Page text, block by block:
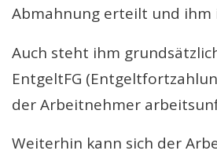
Abmahnung erteilt und
Auch steht ihm
EntgeltFG
der Arbeitnehmer
Weiterhin kann sich der